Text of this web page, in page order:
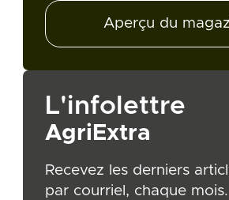
Aperçu du
L'infolettre
AgriExtra
Recevez les derniers
par courriel, chaque mois.